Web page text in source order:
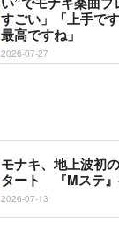
すごい」「上手で
最高ですね」
2026-07-27
モナキ、地上波初
タート 『Mステ
2026-07-13